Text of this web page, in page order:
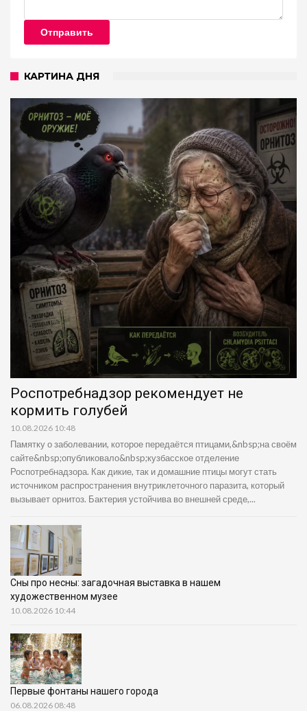
Отправить
КАРТИНА ДНЯ
Роспотребнадзор рекомендует не
кормить голубей
10.08.2026 10:48
Памятку о заболевании, которое передаётся птицами,&nbsp;на своём
сайте&nbsp;опубликовало&nbsp;кузбасское отделение
Роспотребнадзора. Как дикие, так и домашние птицы могут стать
источником распространения внутриклеточного паразита, который
вызывает орнитоз. Бактерия устойчива во внешней среде,...
Сны про несны: загадочная выставка в нашем
художественном музее
10.08.2026 10:44
Первые фонтаны нашего города
06.08.2026 08:48